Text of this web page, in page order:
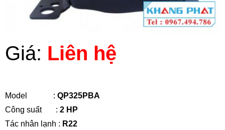
Giá: Liên hệ
Model : QP325PBA
Công suất : 2 HP
Tác nhân lạnh : R22